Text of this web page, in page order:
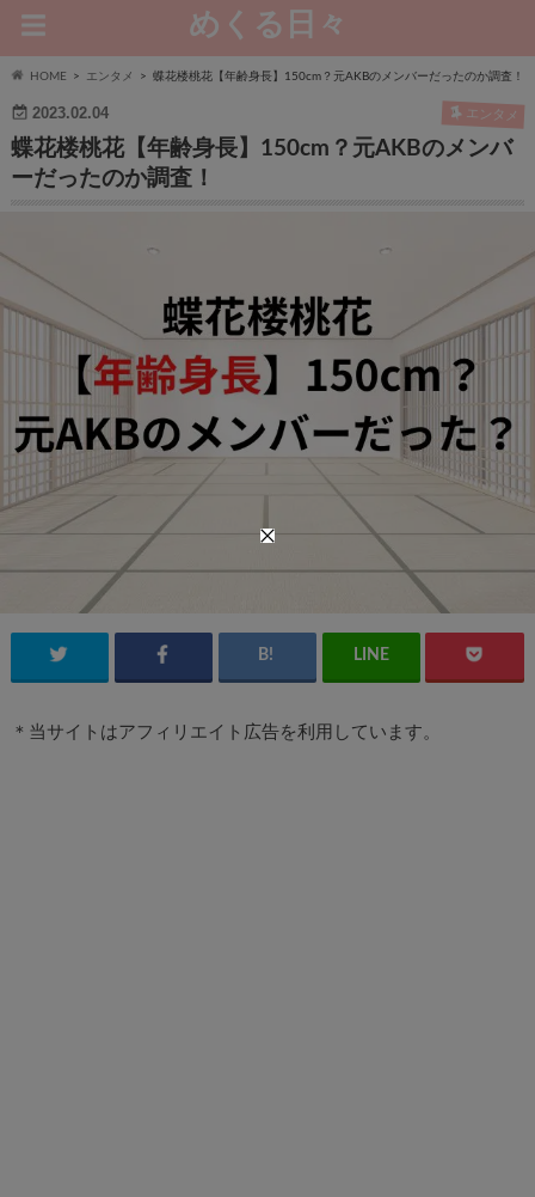
めくる日々
HOME エンタメ 蝶花楼桃花【年齢身長】150cm？元AKBのメンバーだったのか調査！
2023.02.04 エンタメ
蝶花楼桃花【年齢身長】150cm？元AKBのメンバ
ーだったのか調査！
＊当サイトはアフィリエイト広告を利用しています。